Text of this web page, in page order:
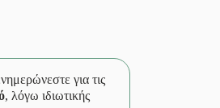
για τις
, λόγω ιδιωτικής